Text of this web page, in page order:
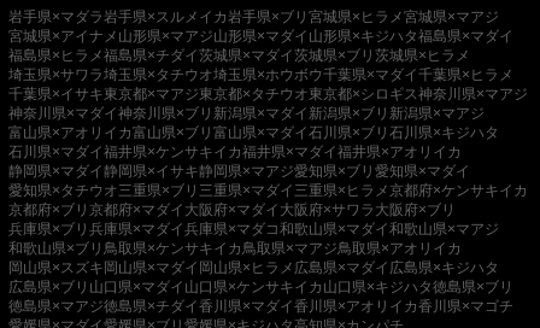
岩手県×マダラ岩手県×スルメイカ岩手県×ブリ 宮城県×ヒラメ宮城県×マアジ
宮城県×アイナメ 山形県×マアジ山形県×マダイ 山形県×キジハタ福島県×マダイ
福島県×ヒラメ福島県×チダイ茨城県×マダイ茨城県×ブリ 茨城県×ヒラメ
埼玉県×サワラ埼玉県×タチウオ埼玉県×ホウボウ千葉県×マダイ千葉県×ヒラメ
千葉県×イサキ東京都×マアジ東京都×タチウオ東京都×シロギス神奈川県×マアジ
神奈川県×マダイ神奈川県×ブリ 新潟県×マダイ 新潟県×ブリ 新潟県×マアジ
富山県×アオリイカ富山県×ブリ 富山県×マダイ石川県×ブリ 石川県×キジハタ
石川県×マダイ福井県×ケンサキイカ福井県×マダイ福井県×アオリイカ
静岡県×マダイ 静岡県×イサキ静岡県×マアジ愛知県×ブリ 愛知県×マダイ
愛知県×タチウオ三重県×ブリ 三重県×マダイ 三重県×ヒラメ京都府×ケンサキイカ
京都府×ブリ 京都府×マダイ 大阪府×マダイ 大阪府×サワラ 大阪府×ブリ
兵庫県×ブリ 兵庫県×マダイ兵庫県×マダコ和歌山県×マダイ和歌山県×マアジ
和歌山県×ブリ 鳥取県×ケンサキイカ鳥取県×マアジ鳥取県×アオリイカ
岡山県×スズキ 岡山県×マダイ 岡山県×ヒラメ 広島県×マダイ 広島県×キジハタ
広島県×ブリ 山口県×マダイ 山口県×ケンサキイカ 山口県×キジハタ徳島県×ブリ
徳島県×マアジ徳島県×チダイ香川県×マダイ香川県×アオリイカ香川県×マゴチ